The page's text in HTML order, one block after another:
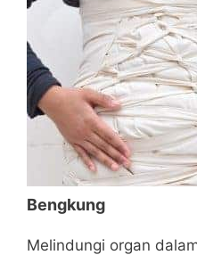
Bengkung
Melindungi organ